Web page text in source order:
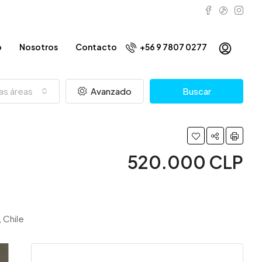
Nosotros Contacto +56 9 7807 0277
áreas Avanzado Buscar
520.000 CLP
Chile